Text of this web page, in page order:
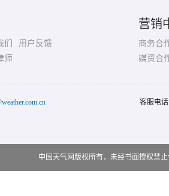
们
用户反馈
师
营销
商务合
媒资合
客服电
中国天气网版权所有，未经书面授权